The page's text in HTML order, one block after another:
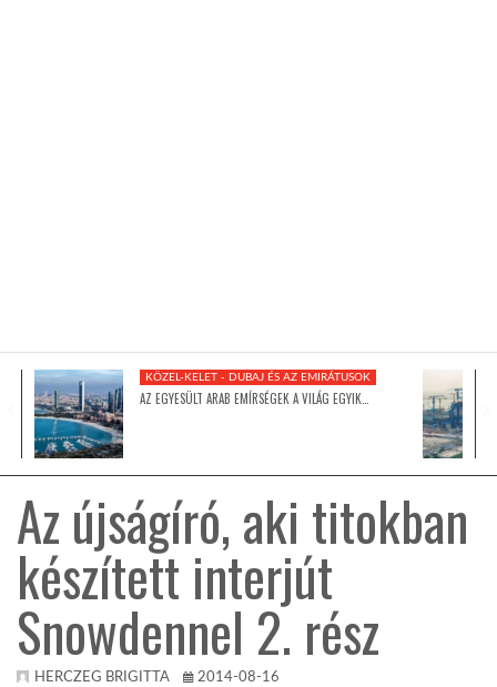
GLOBOTV BP
HÍR3D
TROPICALMAGAZIN
GLOBOTV
KÖZEL-KELET - DUBAJ ÉS AZ EMIRÁTUSOK
AZ EGYESÜLT ARAB EMÍRSÉGEK A VILÁG EGYIK…
Az újságíró, aki titokban
készített interjút
Snowdennel 2. rész
HERCZEG BRIGITTA 2014-08-16